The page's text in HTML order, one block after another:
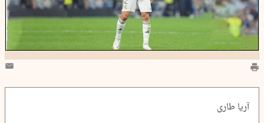
آریا طاری